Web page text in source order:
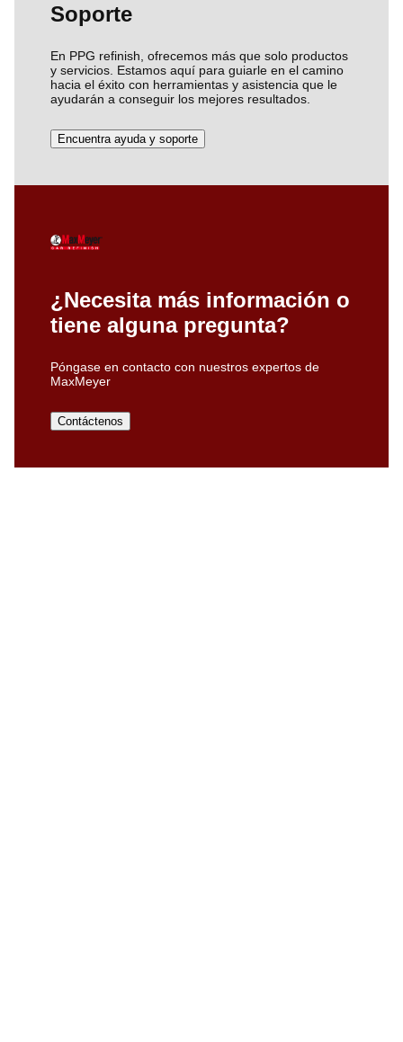
Soporte
En PPG refinish, ofrecemos más que solo productos
y servicios. Estamos aquí para guiarle en el camino
hacia el éxito con herramientas y asistencia que le
ayudarán a conseguir los mejores resultados.
Encuentra ayuda y soporte
¿Necesita más información o
tiene alguna pregunta?
Póngase en contacto con nuestros expertos de
MaxMeyer
Contáctenos